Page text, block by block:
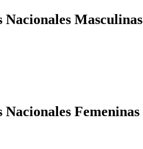
Nacionales Masculinas
Nacionales Femeninas